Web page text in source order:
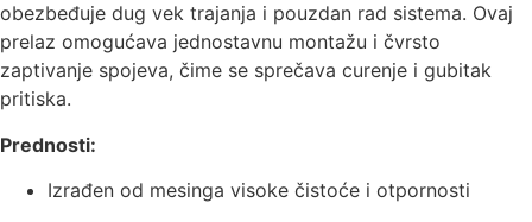
obezbeđuje dug vek trajanja i pouzdan rad sistema. Ovaj
prelaz omogućava jednostavnu montažu i čvrsto
zaptivanje spojeva, čime se sprečava curenje i gubitak
pritiska.
Prednosti:
Izrađen od mesinga visoke čistoće i otpornosti